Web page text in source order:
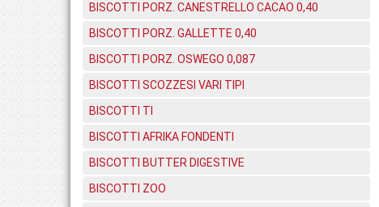
BISCOTTI PORZ. CANESTRELLO CACAO 0,40
BISCOTTI PORZ. GALLETTE 0,40
BISCOTTI PORZ. OSWEGO 0,087
BISCOTTI SCOZZESI VARI TIPI
BISCOTTI TI
BISCOTTI AFRIKA FONDENTI
BISCOTTI BUTTER DIGESTIVE
BISCOTTI ZOO